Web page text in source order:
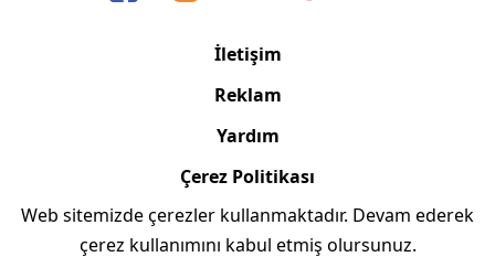
İletişim
Reklam
Yardım
Çerez Politikası
Copyright © 2006/2024 Canlimobeseizle.com
Web sitemizde çerezler kullanmaktadır. Devam ederek
çerez kullanımını kabul etmiş olursunuz.